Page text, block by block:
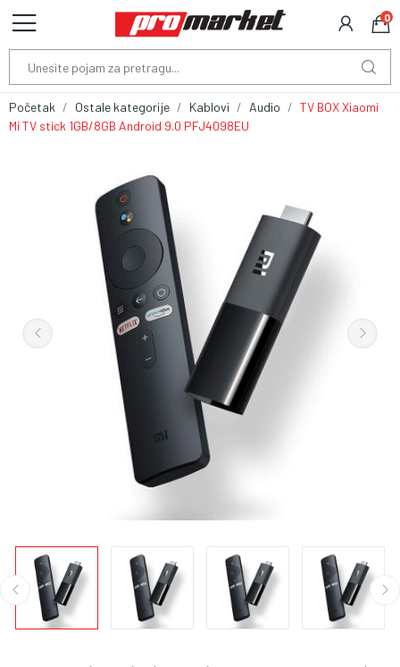
0
Početak Ostale kategorije Kablovi Audio
TV BOX Xiaomi
Mi TV stick 1GB/8GB Android 9.0 PFJ4098EU